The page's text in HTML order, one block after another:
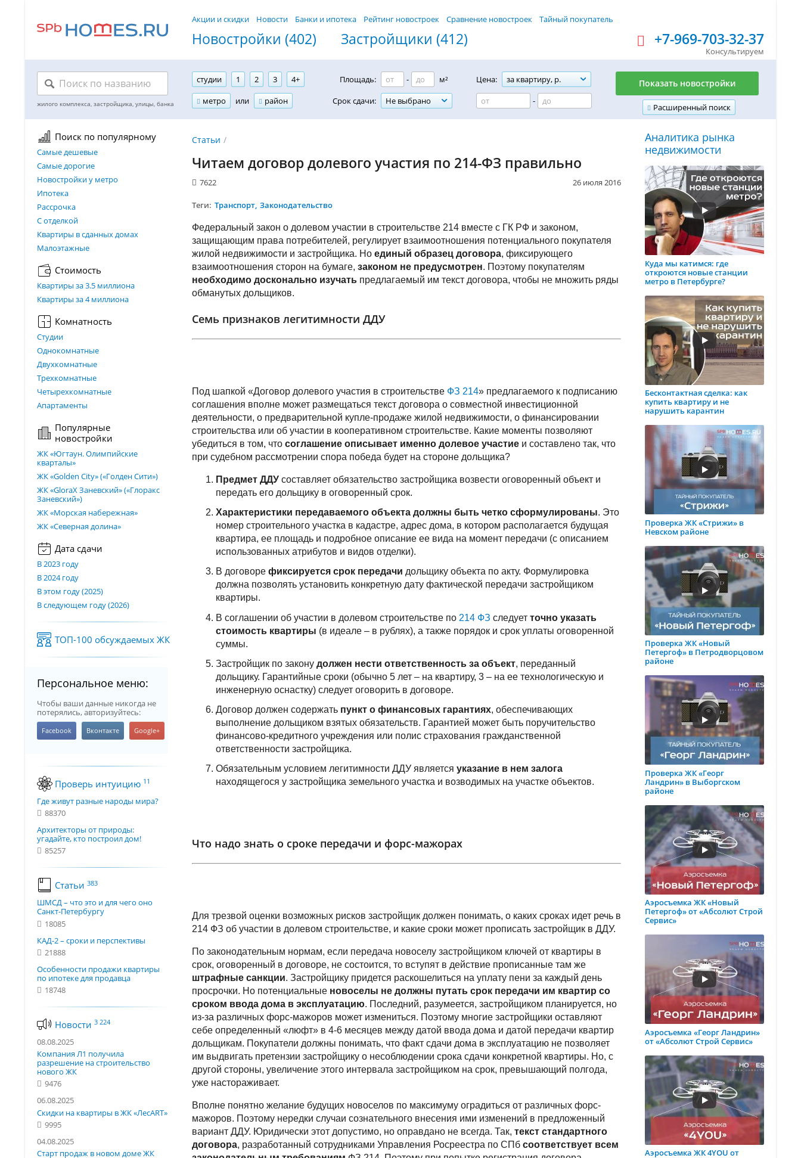
Акции и скидки Новости Банки и ипотека Рейтинг новостроек Сравнение новостроек Тайный покупатель
Новостройки (402) Застройщики (412) +7-969-703-32-37
Консультируем
студии 1 2 3
4+
метро
или район
Площадь: -
м²
Срок сдачи:
Не выбрано
Цена:
за квартиру, р.
-
Расширенный поиск
Показать новостройки
Поиск по популярному
Самые дешевые
Самые дорогие
Новостройки у метро
Ипотека
Рассрочка
С отделкой
Квартиры в сданных домах
Малоэтажные
Стоимость
Квартиры за 3.5 миллиона
Квартиры за 4 миллиона
Комнатность
Студии
Однокомнатные
Двухкомнатные
Трехкомнатные
Четырехкомнатные
Апартаменты
Популярные
новостройки
ЖК «Югтаун. Олимпийские
кварталы»
ЖК «Golden City» («Голден Сити»)
ЖК «GloraX Заневский»​ («Глоракс
Заневский»)
ЖК «Морская набережная»
ЖК «Северная долина»
Дата сдачи
В 2023 году
В 2024 году
В этом году (2025)
В следующем году (2026)
ТОП-100 обсуждаемых ЖК
Персональное меню:
Чтобы ваши данные никогда не
потерялись, авторизуйтесь:
Проверь интуицию 11
Где живут разные народы мира?
88370
Архитекторы от природы:
угадайте, кто построил дом!
85257
Статьи 383
ШМСД – что это и для чего оно
Санкт-Петербургу
18085
КАД-2 – сроки и перспективы
21888
Особенности продажи квартиры
по ипотеке для продавца
18748
Новости 3 224
08.08.2025
Компания Л1 получила
разрешение на строительство
нового ЖК
9476
06.08.2025
Скидки на квартиры в ЖК «ЛесART»
9995
04.08.2025
Старт продаж в новом доме ЖК
Статьи
Читаем договор долевого участия по 214-ФЗ правильно
26 июля 2016
7622
Теги: Транспорт Законодательство
Федеральный закон о долевом участии в строительстве 214 вместе с ГК РФ и законом,
защищающим права потребителей, регулирует взаимоотношения потенциального покупателя
жилой недвижимости и застройщика. Но единый образец договора, фиксирующего
взаимоотношения сторон на бумаге, законом не предусмотрен. Поэтому покупателям
необходимо досконально изучать предлагаемый им текст договора, чтобы не множить ряды
обманутых дольщиков.
Семь признаков легитимности ДДУ
Под шапкой «Договор долевого участия в строительстве ФЗ 214» предлагаемого к подписанию
соглашения вполне может размещаться текст договора о совместной инвестиционной
деятельности, о предварительной купле-продаже жилой недвижимости, о финансировании
строительства или об участии в кооперативном строительстве. Какие моменты позволяют
убедиться в том, что соглашение описывает именно долевое участие и составлено так, что
при судебном рассмотрении спора победа будет на стороне дольщика?
Предмет ДДУ составляет обязательство застройщика возвести оговоренный объект и
передать его дольщику в оговоренный срок.
Характеристики передаваемого объекта должны быть четко сформулированы. Это
номер строительного участка в кадастре, адрес дома, в котором располагается будущая
квартира, ее площадь и подробное описание ее вида на момент передачи (с описанием
использованных атрибутов и видов отделки).
В договоре фиксируется срок передачи дольщику объекта по акту. Формулировка
должна позволять установить конкретную дату фактической передачи застройщиком
квартиры.
В соглашении об участии в долевом строительстве по 214 ФЗ следует точно указать
стоимость квартиры (в идеале – в рублях), а также порядок и срок уплаты оговоренной
суммы.
Застройщик по закону должен нести ответственность за объект, переданный
дольщику. Гарантийные сроки (обычно 5 лет – на квартиру, 3 – на ее технологическую и
инженерную оснастку) следует оговорить в договоре.
Договор должен содержать пункт о финансовых гарантиях, обеспечивающих
выполнение дольщиком взятых обязательств. Гарантией может быть поручительство
финансово-кредитного учреждения или полис страхования гражданственной
ответственности застройщика.
Обязательным условием легитимности ДДУ является указание в нем залога
находящегося у застройщика земельного участка и возводимых на участке объектов.
Что надо знать о сроке передачи и форс-мажорах
Для трезвой оценки возможных рисков застройщик должен понимать, о каких сроках идет речь в
214 ФЗ об участии в долевом строительстве, и какие сроки может прописать застройщик в ДДУ.
По законодательным нормам, если передача новоселу застройщиком ключей от квартиры в
срок, оговоренный в договоре, не состоится, то вступят в действие прописанные там же
штрафные санкции. Застройщику придется раскошелиться на уплату пени за каждый день
просрочки. Но потенциальные новоселы не должны путать срок передачи им квартир со
сроком ввода дома в эксплуатацию. Последний, разумеется, застройщиком планируется, но
из-за различных форс-мажоров может измениться. Поэтому многие застройщики оставляют
себе определенный «люфт» в 4-6 месяцев между датой ввода дома и датой передачи квартир
дольщикам. Покупатели должны понимать, что факт сдачи дома в эксплуатацию не позволяет
им выдвигать претензии застройщику о несоблюдении срока сдачи конкретной квартиры. Но, с
другой стороны, увеличение этого интервала застройщиком на срок, превышающий полгода,
уже настораживает.
Вполне понятно желание будущих новоселов по максимуму оградиться от различных форс-
мажоров. Поэтому нередки случаи сознательного внесения ими изменений в предложенный
вариант ДДУ. Юридически этот допустимо, но оправдано не всегда. Так, текст стандартного
договора, разработанный сотрудниками Управления Росреестра по СПб соответствует всем
Аналитика рынка
недвижимости
Куда мы катимся: где
откроются новые станции
метро в Петербурге?
Бесконтактная сделка: как
купить квартиру и не
нарушить карантин
Проверка ЖК «Стрижи» в
Невском районе
Проверка ЖК «Новый
Петергоф» в Петродворцовом
районе
Проверка ЖК «Георг
Ландрин» в Выборгском
районе
Аэросъемка ЖК «Новый
Петергоф» от «Абсолют Строй
Сервис»
Аэросъемка «Георг Ландрин»
от «Абсолют Строй Сервис»
Аэросъемка ЖК 4YOU от